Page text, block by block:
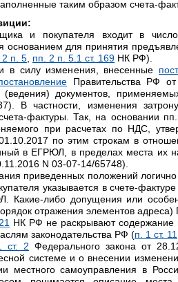
таким образом счета-
и покупателя входит в
основанием для принятия
2 п. 5 пп. 2 п. 5.1 ст. 169 НК РФ).
в силу изменения, внесенные
Правительства РФ
(ведения) документов,
В частности, изменения
фактуры. Так, на основании
при расчетах по НДС,
по этим строкам в
в ЕГРЮЛ, в пределах места их
N 03-07-14/65748).
приведенных положений
указывается в счете-
либо допущения или
отражения элементов
НК РФ не раскрывают содержание
законодательства РФ (п. 1 ст. 11
ст. 2 Федерального закона от
системе и о внесении
местного самоуправления в